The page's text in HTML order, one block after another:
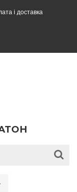
і доставка